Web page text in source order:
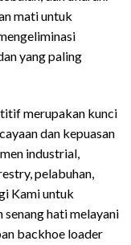
mati untuk
yang paling
merupakan kunci
dan kepuasan
industrial,
pelabuhan,
Kamiuntuk
senang hati melayani
backhoe loader